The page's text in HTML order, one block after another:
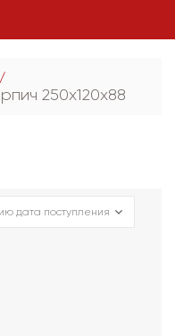
250х120х88